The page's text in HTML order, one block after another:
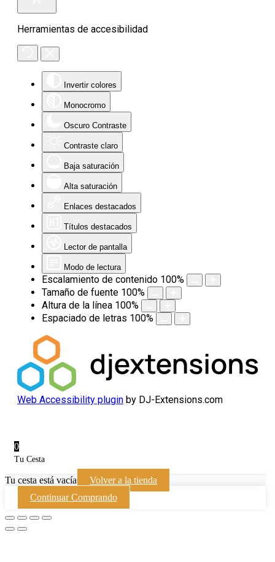
Herramientas de accesibilidad
Invertir colores
Monocromo
Oscuro Contraste
Contraste claro
Baja saturación
Alta saturación
Enlaces destacados
Títulos destacados
Lector de pantalla
Modo de lectura
Escalamiento de contenido 100%
Tamaño de fuente 100%
Altura de la línea 100%
Espaciado de letras 100%
Web Accessibility plugin by DJ-Extensions.com
0
Tu Cesta
Tu cesta está vacía
Volver a la tienda
Continuar Comprando